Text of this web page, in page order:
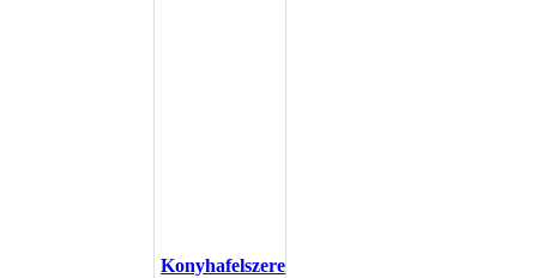
Konyhafelszerelés